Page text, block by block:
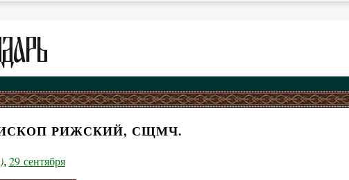
РИЖСКИЙ, СЩМЧ.
, 29 сентября